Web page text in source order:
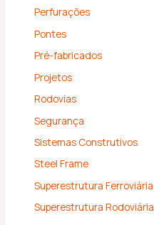
Perfurações
Pontes
Pré-fabricados
Projetos
Rodovias
Segurança
Sistemas Construtivos
Steel Frame
Superestrutura Ferroviária
Superestrutura Rodoviária